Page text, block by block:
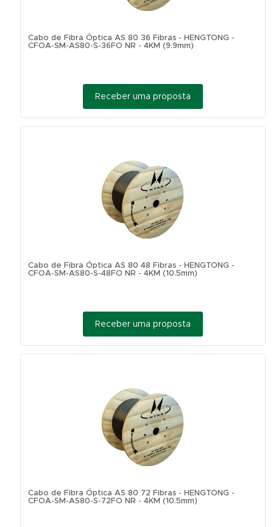
Cabo de Fibra Óptica AS 80 36 Fibras - HENGTONG -
CFOA-SM-AS80-S-36FO NR - 4KM (9.9mm)
Receber uma proposta
Cabo de Fibra Óptica AS 80 48 Fibras - HENGTONG -
CFOA-SM-AS80-S-48FO NR - 4KM (10.5mm)
Receber uma proposta
Cabo de Fibra Óptica AS 80 72 Fibras - HENGTONG -
CFOA-SM-AS80-S-72FO NR - 4KM (10.5mm)